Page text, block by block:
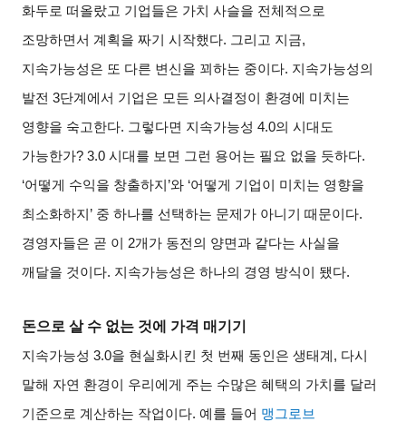
화두로 떠올랐고 기업들은 가치 사슬을 전체적으로
조망하면서 계획을 짜기 시작했다. 그리고 지금,
지속가능성은 또 다른 변신을 꾀하는 중이다. 지속가능성의
발전 3단계에서 기업은 모든 의사결정이 환경에 미치는
영향을 숙고한다. 그렇다면 지속가능성 4.0의 시대도
가능한가? 3.0시대를 보면 그런 용어는 필요 없을 듯하다.
‘어떻게 수익을 창출하지 ’와 ‘어떻게 기업이 미치는 영향을
최소화하지 ’ 중 하나를 선택하는 문제가 아니기 때문이다.
경영자들은 곧 이
2개가 동전의 양면과 같다는 사실을
깨달을 것이다. 지속가능성은 하나의 경영 방식이 됐다.
돈으로 살 수 없는 것에 가격 매기기
지속가능성 3.0을 현실화시킨 첫 번째 동인은 생태계 , 다시
말해 자연 환경이 우리에게 주는 수많은 혜택의 가치를 달러
기준으로 계산하는 작업이다.예를 들어 맹그로브